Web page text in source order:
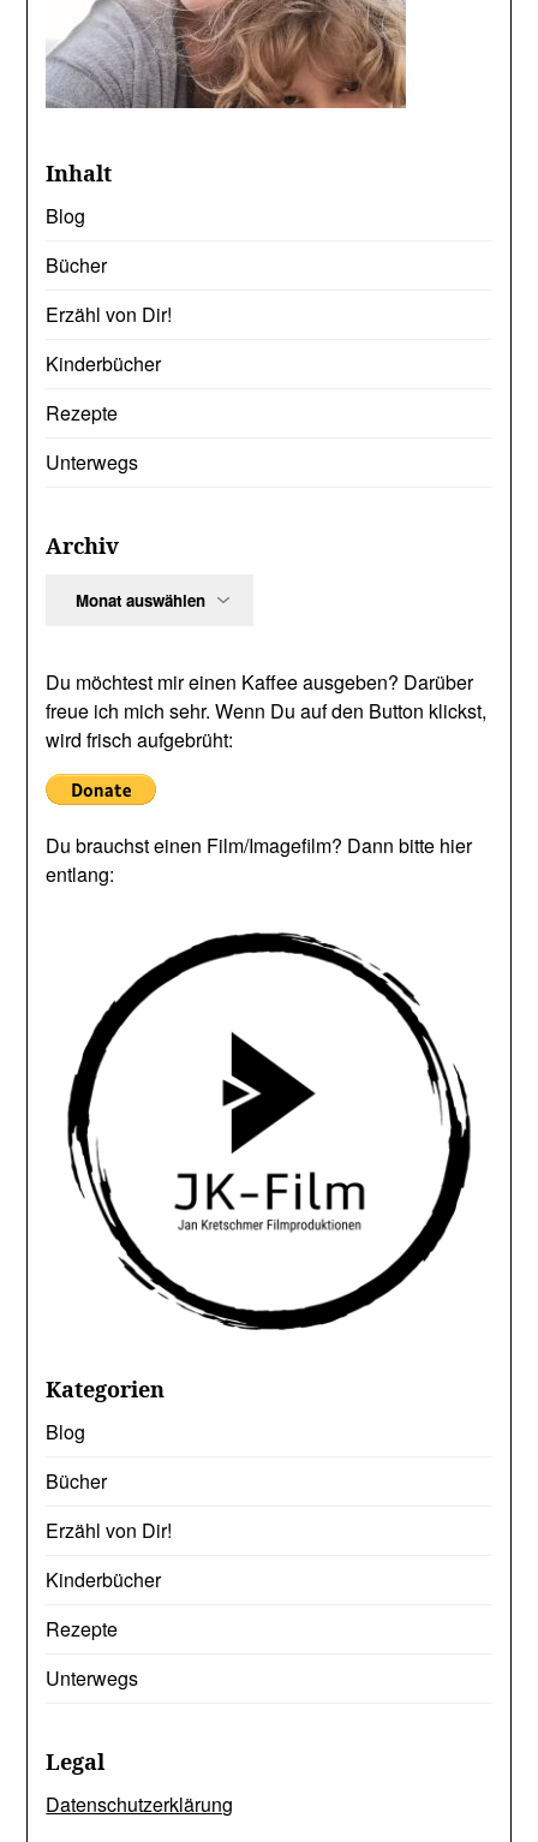
Inhalt
Blog
Bücher
Erzähl von Dir!
Kinderbücher
Rezepte
Unterwegs
Archiv
Du möchtest mir einen Kaffee ausgeben? Darüber
freue ich mich sehr. Wenn Du auf den Button klickst,
wird frisch aufgebrüht:
Du brauchst einen Film/Imagefilm? Dann bitte hier
entlang:
Kategorien
Blog
Bücher
Erzähl von Dir!
Kinderbücher
Rezepte
Unterwegs
Legal
Datenschutzerklärung